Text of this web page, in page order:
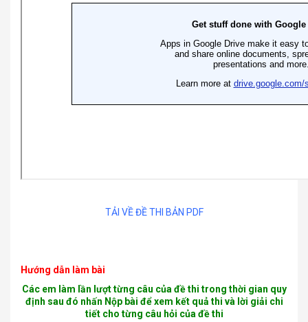
TẢI VỀ ĐỀ THI BẢN PDF
Hướng dẫn làm bài
Các em làm lần lượt từng câu của đề thi trong thời gian quy
định sau đó nhấn Nộp bài để xem kết quả thi và lời giải chi
tiết cho từng câu hỏi của đề thi